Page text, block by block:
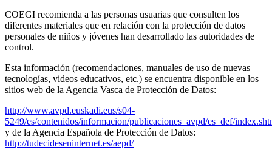
COEGI recomienda a las personas usuarias que consulten los
diferentes materiales que en relación con la protección de datos
personales de niños y jóvenes han desarrollado las autoridades de
control.
Esta información (recomendaciones, manuales de uso de nuevas
tecnologías, videos educativos, etc.) se encuentra disponible en los
sitios web de la Agencia Vasca de Protección de Datos:
http://www.avpd.euskadi.eus/s04-
5249/es/contenidos/informacion/publicaciones_avpd/es_def/
y de la Agencia Española de Protección de Datos:
http://tudecideseninternet.es/aepd/